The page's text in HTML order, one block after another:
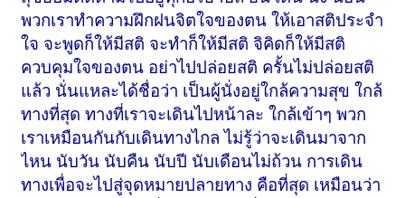
พวกเราทำความฝึกฝนจิตใจของตน ให้เอาสติประจำ
ใจ จะพูดก็ให้มีสติ จะทำก็ให้มีสติ จิคิดก็ให้มีสติ
ควบคุมใจของตน อย่าไปปล่อยสติ ครั้นไม่ปล่อยสติ
แล้ว นั่นแหละได้ชื่อว่า เป็นผู้นั่งอยู่ใกล้ความสุข ใกล้
ทางที่สุด ทางที่เราจะเดินไปหน้าละ ใกล้เข้าๆ พวก
เราเหมือนกันกับเดินทางไกล ไม่รู้ว่าจะเดินมาจาก
ไหน นับวัน นับคืน นับปี นับเดือนไม่ถ้วน การเดิน
ทางเพื่อจะไปสู่จุดหมายปลายทาง คือที่สุด เหมือนว่า